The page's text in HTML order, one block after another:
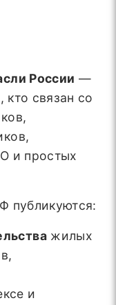
России —
кто связан со
и простых
публикуются:
жилых
и